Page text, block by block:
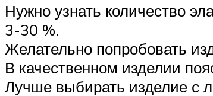
Нужно узнать количество
3-30 %.
Желательно попробовать
В качественном изделии
Лучше выбирать изделие с